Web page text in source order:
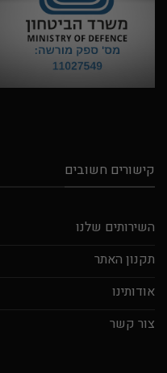
קישורים חשובים
השירותים שלנו
תקנון האתר
אודותינו
צור קשר